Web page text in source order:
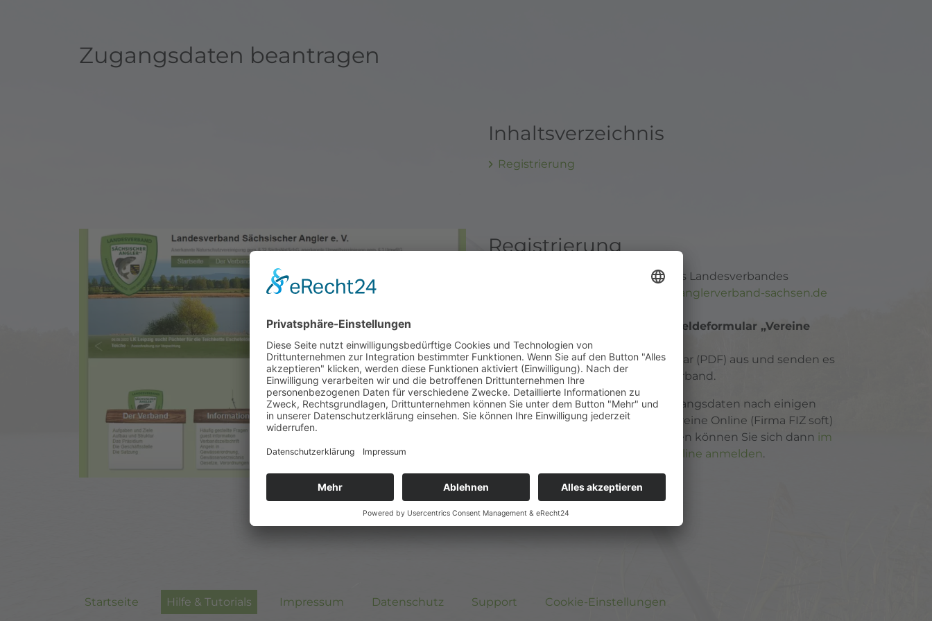
Zugangsdaten beantragen
Inhaltsverzeichnis
Registrierung
Registrierung
Gehen Sie auf die Webseite des Landesverbandes
landesanglerverband-sachsen.de
Anmeldeformular „Vereine
online“.
Drucken Sie das Antragsformular (PDF) aus und senden es
ausgefüllt an Ihren Regionalverband.
Sie erhalten Ihre persönlichen Zugangsdaten nach einigen
Tagen durch den Betreiber von Vereine Online (Firma FIZ soft)
per E-Mail. Mit diesen Zugangsdaten können Sie sich dann im
Redaktionsbereich von Vereine Online anmelden.
Startseite Hilfe & Tutorials Impressum Datenschutz Support Cookie-Einstellungen